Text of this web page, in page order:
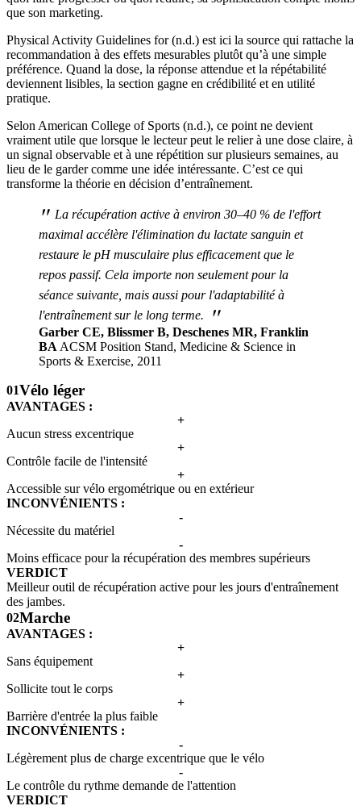
que son marketing.
Physical Activity Guidelines for (n.d.) est ici la source qui rattache la
recommandation à des effets mesurables plutôt qu’à une simple
préférence. Quand la dose, la réponse attendue et la répétabilité
deviennent lisibles, la section gagne en crédibilité et en utilité
pratique.
Selon American College of Sports (n.d.), ce point ne devient
vraiment utile que lorsque le lecteur peut le relier à une dose claire, à
un signal observable et à une répétition sur plusieurs semaines, au
lieu de le garder comme une idée intéressante. C’est ce qui
transforme la théorie en décision d’entraînement.
" La récupération active à environ 30–40 % de l'effort
maximal accélère l'élimination du lactate sanguin et
restaure le pH musculaire plus efficacement que le
repos passif. Cela importe non seulement pour la
séance suivante, mais aussi pour l'adaptabilité à
l'entraînement sur le long terme.
"
Garber CE, Blissmer B, Deschenes MR, Franklin
BA ACSM Position Stand, Medicine & Science in
Sports & Exercise, 2011
01Vélo léger
AVANTAGES :
+
Aucun stress excentrique
+
Contrôle facile de l'intensité
+
Accessible sur vélo ergométrique ou en extérieur
INCONVÉNIENTS :
-
Nécessite du matériel
-
Moins efficace pour la récupération des membres supérieurs
VERDICT
Meilleur outil de récupération active pour les jours d'entraînement
des jambes.
02Marche
AVANTAGES :
+
Sans équipement
+
Sollicite tout le corps
+
Barrière d'entrée la plus faible
INCONVÉNIENTS :
-
Légèrement plus de charge excentrique que le vélo
-
Le contrôle du rythme demande de l'attention
VERDICT